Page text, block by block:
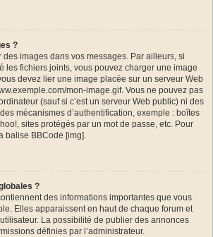
?
des images dans vos messages. Par ailleurs, si
les fichiers joints, vous pouvez charger une image
devez lier une image placée sur un serveur Web
mon-image.gif. Vous ne pouvez pas
(sauf si c’est un serveur Web public) ni des
mécanismes d’authentification, exemple : boîtes
sites protégés par un mot de passe, etc. Pour
balise BBCode [img].
?
des informations importantes que vous
Elles apparaissent en haut de chaque forum et
La possibilité de publier des annonces
définies par l’administrateur.